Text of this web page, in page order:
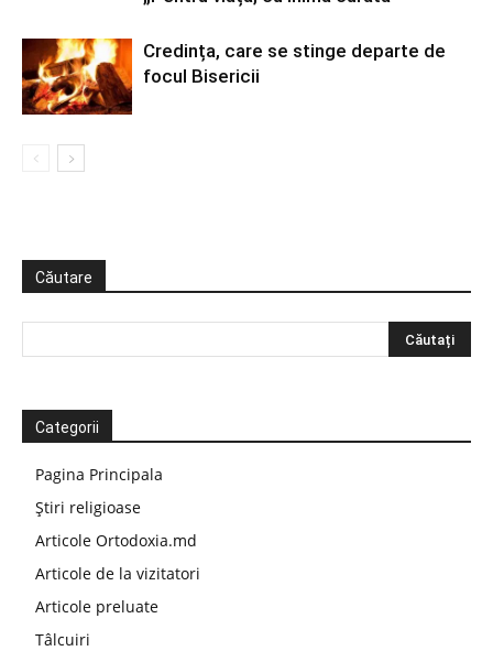
Credința, care se stinge departe de
focul Bisericii
Căutare
Categorii
Pagina Principala
Știri religioase
Articole Ortodoxia.md
Articole de la vizitatori
Articole preluate
Tâlcuiri